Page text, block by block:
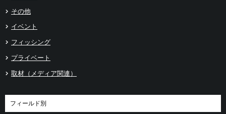
その他
イベント
フィッシング
プライベート
取材（メディア関連）
フィールド別